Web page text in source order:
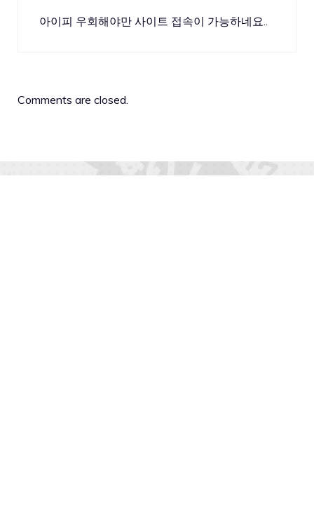
아이피 우회해야만 사이트 접속이 가능하네요..
Comments are closed.